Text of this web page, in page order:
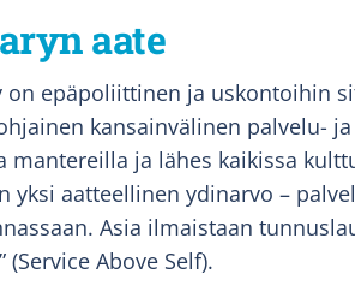
aate
on epäpoliittinen ja uskontoihin
kansainvälinen palvelu-
mantereilla ja lähes kaikissa
yksi aatteellinen ydinarvo –
Asia ilmaistaan
(Service Above Self).